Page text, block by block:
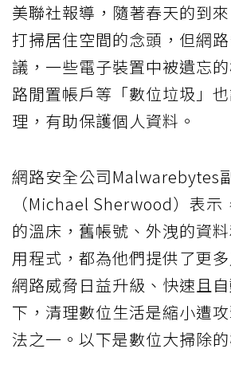
美聯社報導，隨著春天的到
打掃居住空間的念頭，但網
議，一些電子裝置中被遺忘
路閒置帳戶等「數位垃圾」
理，有助保護個人資料。
網路安全公司Malwarebytes
（Michael Sherwood）表示
的溫床，舊帳號、外洩的資
用程式，都為他們提供了更
網路威脅日益升級、快速且
下，清理數位生活是縮小遭
法之一。以下是數位大掃除的